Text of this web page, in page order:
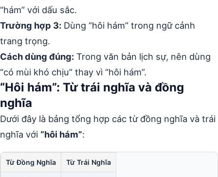
“hám” với dấu sắc.
Trường hợp 3: Dùng “hôi hám” trong ngữ cảnh
trang trọng.
Cách dùng đúng: Trong văn bản lịch sự, nên dùng
“có mùi khó chịu” thay vì “hôi hám”.
“Hôi hám”: Từ trái nghĩa và đồng
nghĩa
Dưới đây là bảng tổng hợp các từ đồng nghĩa và trái
nghĩa với “hôi hám”:
Từ Đồng Nghĩa Từ Trái Nghĩa